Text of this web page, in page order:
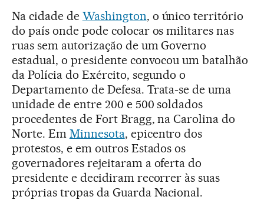
Na cidade de Washington, o único território
do país onde pode colocar os militares nas
ruas sem autorização de um Governo
estadual, o presidente convocou um batalhão
da Polícia do Exército, segundo o
Departamento de Defesa. Trata-se de uma
unidade de entre 200 e 500 soldados
procedentes de Fort Bragg, na Carolina do
Norte. Em Minnesota, epicentro dos
protestos, e em outros Estados os
governadores rejeitaram a oferta do
presidente e decidiram recorrer às suas
próprias tropas da Guarda Nacional.